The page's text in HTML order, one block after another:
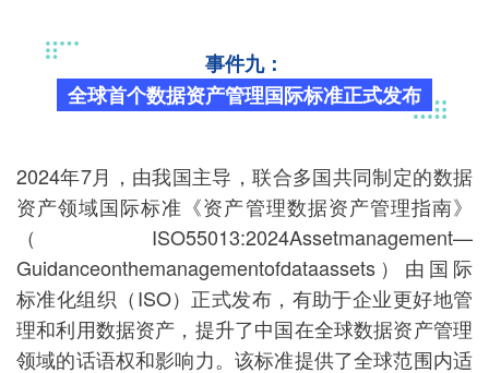
事件九：
全球首个数据资产管理国际标准正式发布
2024年7月，由我国主导，联合多国共同制定的数据
资产领域国际标准《资产管理数据资产管理指南》
（ISO55013:2024Assetmanagement—
Guidanceonthemanagementofdataassets）由国际
标准化组织（ISO）正式发布，有助于企业更好地管
理和利用数据资产，提升了中国在全球数据资产管理
领域的话语权和影响力。该标准提供了全球范围内适